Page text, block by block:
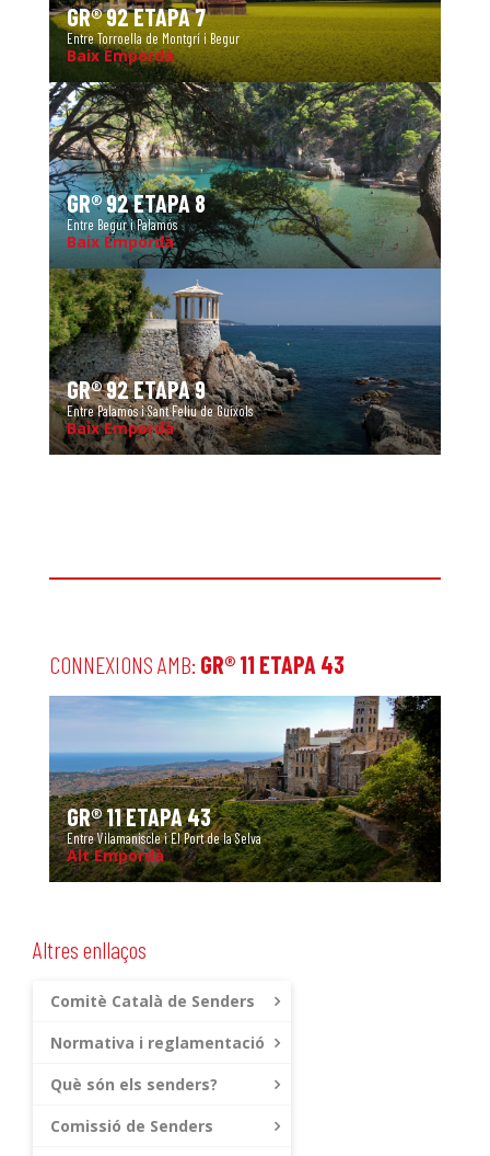
GR® 92 ETAPA 7
Entre Torroella de Montgrí i Begur
Baix Empordà
GR® 92 ETAPA 8
Entre Begur i Palamós
Baix Empordà
GR® 92 ETAPA 9
Entre Palamós i Sant Feliu de Guíxols
Baix Empordà
CONNEXIONS AMB: GR® 11 ETAPA 43
GR® 11 ETAPA 43
Entre Vilamaniscle i El Port de la Selva
Alt Empordà
Altres enllaços
Comitè Català de Senders
Normativa i reglamentació
Què són els senders?
Comissió de Senders